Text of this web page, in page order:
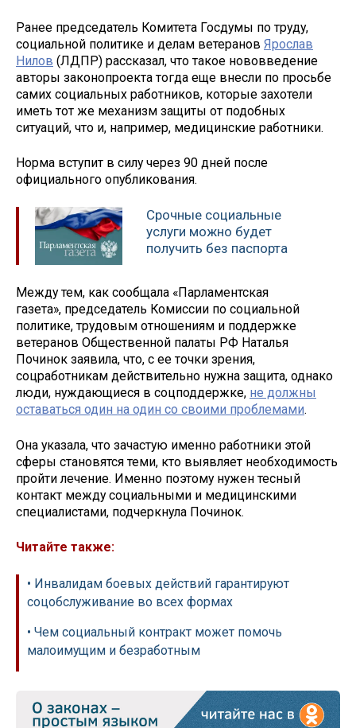
Ранее председатель Комитета Госдумы по труду,
социальной политике и делам ветеранов Ярослав
Нилов (ЛДПР) рассказал, что такое нововведение
авторы законопроекта тогда еще внесли по просьбе
самих социальных работников, которые захотели
иметь тот же механизм защиты от подобных
ситуаций, что и, например, медицинские работники.
Норма вступит в силу через 90 дней после
официального опубликования.
Срочные социальные
услуги можно будет
получить без паспорта
Между тем, как сообщала «Парламентская
газета», председатель Комиссии по социальной
политике, трудовым отношениям и поддержке
ветеранов Общественной палаты РФ Наталья
Починок заявила, что, с ее точки зрения,
соцработникам действительно нужна защита, однако
люди, нуждающиеся в соцподдержке, не должны
оставаться один на один со своими проблемами.
Она указала, что зачастую именно работники этой
сферы становятся теми, кто выявляет необходимость
пройти лечение. Именно поэтому нужен тесный
контакт между социальными и медицинскими
специалистами, подчеркнула Починок.
Читайте также:
• Инвалидам боевых действий гарантируют
соцобслуживание во всех формах
• Чем социальный контракт может помочь
малоимущим и безработным